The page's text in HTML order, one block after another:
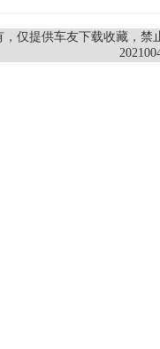
，仅提供车友下载收藏，